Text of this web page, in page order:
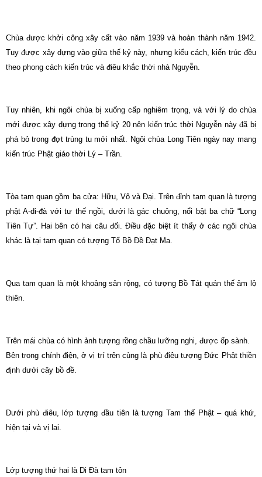
Chùa được khởi công xây cất vào năm 1939 và hoàn thành năm 1942.
Tuy được xây dựng vào giữa thế kỷ này, nhưng kiểu cách, kiến trúc đều
theo phong cách kiến trúc và điêu khắc thời nhà Nguyễn.
Tuy nhiên, khi ngôi chùa bị xuống cấp nghiêm trọng, và với lý do chùa
mới được xây dựng trong thế kỷ 20 nên kiến trúc thời Nguyễn này đã bị
phá bỏ trong đợt trùng tu mới nhất. Ngôi chùa Long Tiên ngày nay mang
kiến trúc Phật giáo thời Lý – Trần.
Tòa tam quan gồm ba cửa: Hữu, Vô và Đại. Trên đỉnh tam quan là tượng
phật A-di-đà với tư thế ngồi, dưới là gác chuông, nổi bật ba chữ “Long
Tiên Tự”. Hai bên có hai câu đối. Điều đặc biệt ít thấy ở các ngôi chùa
khác là tại tam quan có tượng Tổ Bồ Đề Đạt Ma.
Qua tam quan là một khoảng sân rộng, có tượng Bồ Tát quán thế âm lộ
thiên.
Trên mái chùa có hình ảnh tượng rồng chầu lưỡng nghi, được ốp sành.
Bên trong chính điện, ở vị trí trên cùng là phù điêu tượng Đức Phật thiền
định dưới cây bồ đề.
Dưới phù điêu, lớp tượng đầu tiên là tượng Tam thế Phật – quá khứ,
hiện tại và vị lai.
Lớp tượng thứ hai là Di Đà tam tôn